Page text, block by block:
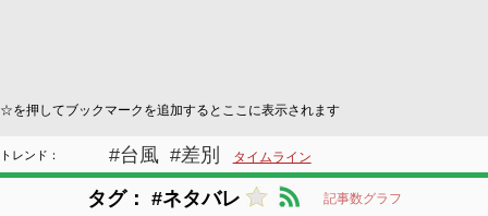
☆を押してブックマークを追加するとここに表示されます
#台風 #差別 タイムライン
トレンド：
タグ： #ネタバレ 記事数グラフ